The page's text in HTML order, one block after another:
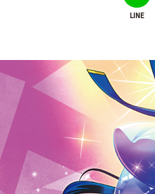
LINE